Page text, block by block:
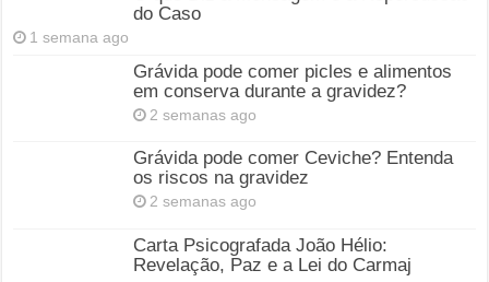
do Caso
1 semana ago
Grávida pode comer picles e alimentos
em conserva durante a gravidez?
2 semanas ago
Grávida pode comer Ceviche? Entenda
os riscos na gravidez
2 semanas ago
Carta Psicografada João Hélio:
Revelação, Paz e a Lei do Carmaj